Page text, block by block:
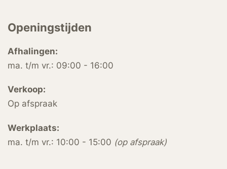
Openingstijden
Afhalingen:
ma. t/m vr.: 09:00 - 16:00
Verkoop:
Op afspraak
Werkplaats:
ma. t/m vr.: 10:00 - 15:00 (op afspraak)